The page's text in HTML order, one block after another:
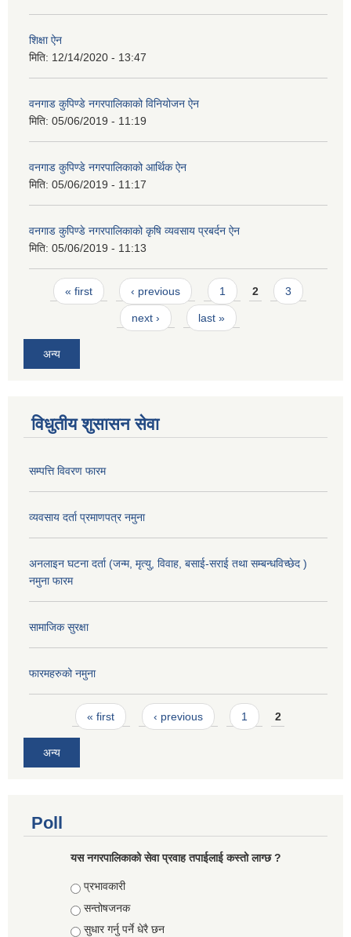
शिक्षा ऐन
मिति: 12/14/2020 - 13:47
वनगाड कुपिण्डे नगरपालिकाको विनियोजन ऐन
मिति: 05/06/2019 - 11:19
वनगाड कुपिण्डे नगरपालिकाको आर्थिक ऐन
मिति: 05/06/2019 - 11:17
वनगाड कुपिण्डे नगरपालिकाको कृषि व्यवसाय प्रबर्दन ऐन
मिति: 05/06/2019 - 11:13
Pages
« first ‹ previous 1 2 3
next › last »
अन्य
विधुतीय शुसासन सेवा
सम्पत्ति विवरण फारम
व्यवसाय दर्ता प्रमाणपत्र नमुना
अनलाइन घटना दर्ता (जन्म, मृत्यु, विवाह, बसाई-सराई तथा सम्बन्धविच्छेद )
नमुना फारम
सामाजिक सुरक्षा
फारमहरुको नमुना
Pages« first ‹ previous 1 2
अन्य
Poll
यस नगरपालिकाको सेवा प्रवाह तपाईलाई कस्तो लाग्छ ?
Choices
प्रभावकारी
सन्तोषजनक
सुधार गर्नु पर्ने धेरै छन